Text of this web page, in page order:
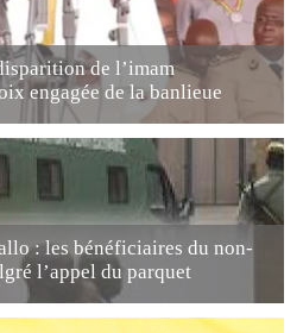
de l’imam
engagée de la banlieue
: les bénéficiaires du non-
l’appel du parquet